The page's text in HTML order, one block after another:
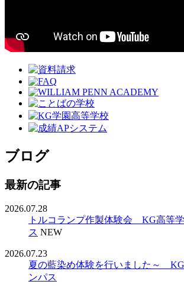
ブログ
最新の記事
2026.07.28
トルコランプ作製体験会 KG高等
ス NEW
2026.07.23
夏の藍染め体験を行いました～
ンパス